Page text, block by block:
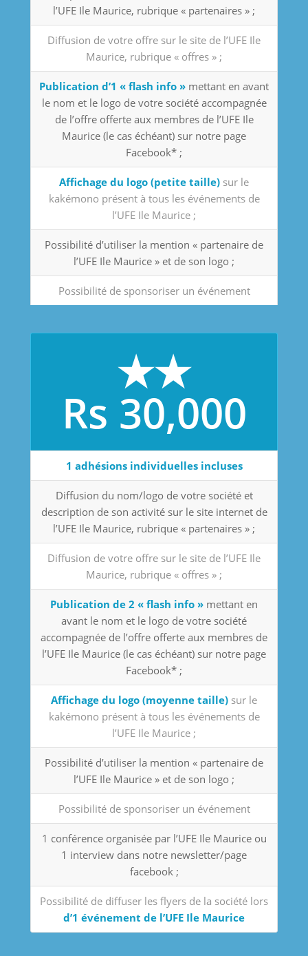
l’UFE Ile Maurice, rubrique « partenaires » ;
Diffusion de votre offre sur le site de l’UFE Ile
Maurice, rubrique « offres » ;
Publication d’1 « flash info » mettant en avant
le nom et le logo de votre société accompagnée
de l’offre offerte aux membres de l’UFE Ile
Maurice (le cas échéant) sur notre page
Facebook* ;
Affichage du logo (petite taille) sur le
kakémono présent à tous les événements de
l’UFE Ile Maurice ;
Possibilité d’utiliser la mention « partenaire de
l’UFE Ile Maurice » et de son logo ;
Possibilité de sponsoriser un événement
★★
Rs 30,000
1 adhésions individuelles incluses
Diffusion du nom/logo de votre société et
description de son activité sur le site internet de
l’UFE Ile Maurice, rubrique « partenaires » ;
Diffusion de votre offre sur le site de l’UFE Ile
Maurice, rubrique « offres » ;
Publication de 2 « flash info » mettant en
avant le nom et le logo de votre société
accompagnée de l’offre offerte aux membres de
l’UFE Ile Maurice (le cas échéant) sur notre page
Facebook* ;
Affichage du logo (moyenne taille) sur le
kakémono présent à tous les événements de
l’UFE Ile Maurice ;
Possibilité d’utiliser la mention « partenaire de
l’UFE Ile Maurice » et de son logo ;
Possibilité de sponsoriser un événement
1 conférence organisée par l’UFE Ile Maurice ou
1 interview dans notre newsletter/page
facebook ;
Possibilité de diffuser les flyers de la société lors
d’1 événement de l’UFE Ile Maurice